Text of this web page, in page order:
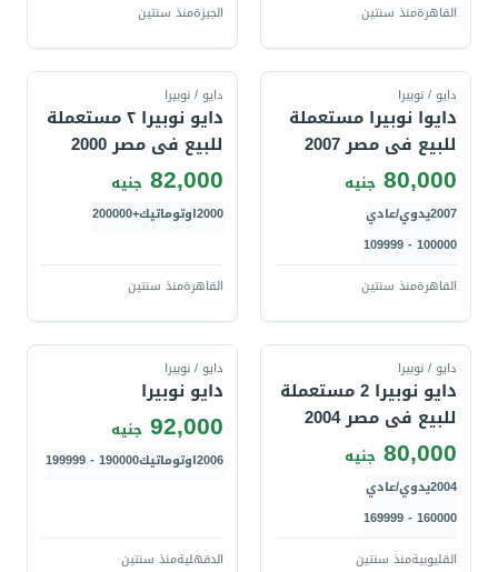
القاهرةمنذ سنتين الجيزةمنذ سنتين
دايو / نوبيرا
دايوا نوبيرا مستعملة
للبيع فى مصر 2007
80,000 جنيه
2007يدوي/عادي
100000 - 109999
القاهرةمنذ سنتين
دايو / نوبيرا
دايو نوبيرا ٢ مستعملة
للبيع فى مصر 2000
82,000 جنيه
2000اوتوماتيك+200000
القاهرةمنذ سنتين
دايو / نوبيرا
دايو نوبيرا 2 مستعملة
للبيع فى مصر 2004
80,000 جنيه
2004يدوي/عادي
160000 - 169999
القليوبيةمنذ سنتين
دايو / نوبيرا
دايو نوبيرا
92,000 جنيه
2006اوتوماتيك190000 - 199999
الدقهليةمنذ سنتين